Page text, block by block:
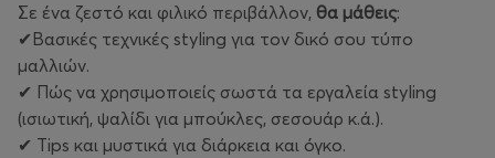
Σε ένα ζεστό και φιλικό περιβάλλον, θα μάθεις:
✔Βασικές τεχνικές styling για τον δικό σου τύπο
μαλλιών.
✔ Πώς να χρησιμοποιείς σωστά τα εργαλεία styling
(ισιωτική, ψαλίδι για μπούκλες, σεσουάρ κ.ά.).
✔ Tips και μυστικά για διάρκεια και όγκο.